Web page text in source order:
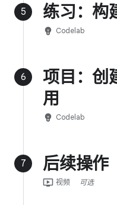
5 练习：构
emoji_objects Codelab
6
项目：创
用
emoji_objects Codelab
7 后续操作
ondemand_video 视频 可选